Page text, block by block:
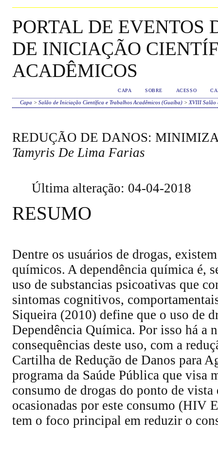
PORTAL DE
DE INICIAÇÃO
ACADÊMICOS
CAPA SOBRE ACESSO
Capa > Salão de Iniciação Científica e Trabalhos Acadêmicos (Guaíba)> XVIII Salão
REDUÇÃO DE DANOS:
Tamyris De Lima Farias
Última alteração: 04-04-2018
RESUMO
Dentre os usuários de drogas,
químicos. A dependência química é,
uso de substancias psicoativas que
sintomas cognitivos,
Siqueira (2010) define que o uso de
Dependência Química. Por isso há a
consequências deste uso, com a
Cartilha de Redução de Danos para
programa da Saúde Pública que visa
consumo de drogas do ponto de
ocasionadas por este consumo (HIV
tem o foco principal em reduzir o